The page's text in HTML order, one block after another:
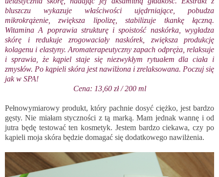
bluszczu wykazuje właściwości ujędrniające, pobudza
mikrokrążenie, zwiększa lipolizę, stabilizuje tkankę łączną.
Witamina A poprawia strukturę i spoistość naskórka, wygładza
skórę i redukuje zrogowaciały naskórek, zwiększa produkcję
kolagenu i elastyny. Aromaterapeutyczny zapach odpręża, relaksuje
i sprawia, że kąpiel staje się niezwykłym rytuałem dla ciała i
zmysłów. Po kąpieli skóra jest nawilżona i zrelaksowana. Poczuj się
jak w SPA!
Cena: 13,60 zł / 200 ml
Pełnowymiarowy produkt, który pachnie dosyć ciężko, jest bardzo
gęsty. Nie miałam styczności z tą marką. Mam jednak wannę i od
jutra będę testować ten kosmetyk. Jestem bardzo ciekawa, czy po
kąpieli moja skóra będzie domagać się dodatkowego nawilżenia.